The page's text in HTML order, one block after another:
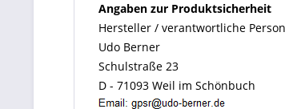
Angaben zur Produktsicherheit
Hersteller / verantwortliche
Udo Berner
Schulstraße 23
D - 71093 Weil im Schönbuch